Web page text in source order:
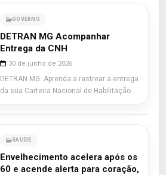
GOVERNO
DETRAN MG Acompanhar
Entrega da CNH
30 de junho de 2026
DETRAN MG: Aprenda a rastrear a entrega
da sua Carteira Nacional de Habilitação.
SAÚDE
Envelhecimento acelera após os
60 e acende alerta para coração,